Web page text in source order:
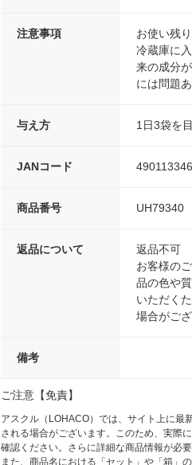
注意事項
お使い残
冷蔵庫に
来の成分
には問題
与え方 1日3袋を
JANコード
商品番号 UH79340
返品について
返品不可
お客様の
品の色や
いただく
場合がご
備考
ご注意【免責】
アスクル（LOHACO）では、サイト上に最
される場合がございます。このため、実際
確認ください。さらに詳細な商品情報が必
また、商品名における「セット」や「箱」